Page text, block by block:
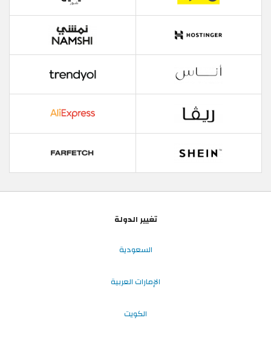
تغيير الدولة
السعودية
الإمارات العربية
الكويت